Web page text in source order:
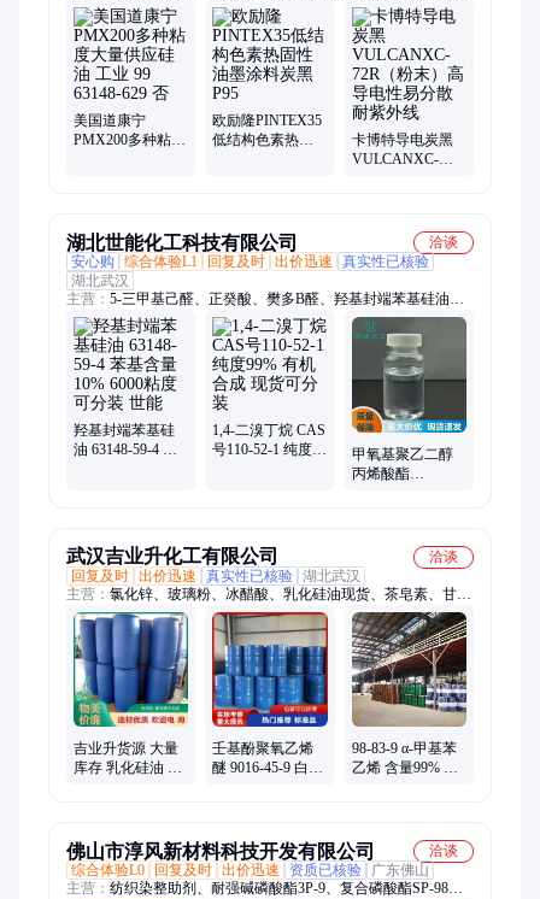
粉、炭黑、固化剂
美国道康宁
PMX200多种粘度
欧励隆PINTEX35
低结构色素热固
卡博特导电炭黑
VULCANXC-
湖北世能化工科技有限公司
洽谈
安心购
综合体验L1 回复及时 出价迅速
真实性已核验
湖北武汉
主营： 5-三甲基己醛、正癸酸、樊多B醛、羟基封端苯基硅油、
聚乙二醇甲醚甲基丙烯酸酯、山梨醇缩水甘油醚、聚苯胺、磷脂
酸铵盐、谷胱甘肽、二氧化钒、三羟甲基氨基甲烷盐酸盐、3二
羟基萘、二苯酮、庚酰氯、菲尼酮、茶香醇、苹果酸、菠萝醚
羟基封端苯基硅
油 63148-59-4 苯
1,4-二溴丁烷 CAS
号110-52-1 纯度
甲氧基聚乙二醇
丙烯酸酯
武汉吉业升化工有限公司
洽谈
回复及时 出价迅速 真实性已核验 湖北武汉
主营： 氯化锌、玻璃粉、冰醋酸、乳化硅油现货、茶皂素、甘氨
酸、渗透剂、棕榈酸、氯化钾、靛蓝粉、磷酸钙、eva乳液、氟
化钾、堵漏王、早强剂、三甘醇、亚油酸、木质素、氟化钠、铵
明矾、pvc树脂、富马酸、白糊精、壳聚糖、苯丙乳液、三乙二
吉业升货源 大量
库存 乳化硅油 量
壬基酚聚氧乙烯
醚 9016-45-9 白色
98-83-9 α-甲基苯
乙烯 含量99% 无
佛山市淳风新材料科技开发有限公司
洽谈
综合体验L0
回复及时 出价迅速 资质已核验
广东佛山
主营： 纺织染整助剂、耐强碱磷酸酯3P-9、复合磷酸酯SP-98、